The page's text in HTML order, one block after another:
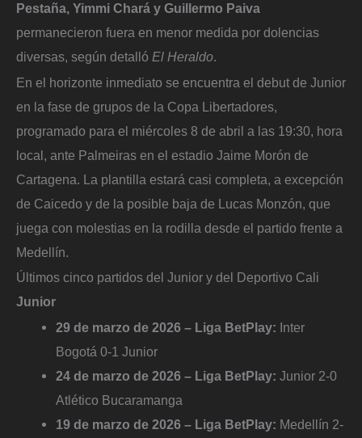
Pestaña, Yimmi Chará y Guillermo Paiva
permanecieron fuera en menor medida por dolencias
diversas, según detalló El Heraldo.
En el horizonte inmediato se encuentra el debut de Junior
en la fase de grupos de la Copa Libertadores,
programado para el miércoles 8 de abril a las 19:30, hora
local, ante Palmeiras en el estadio Jaime Morón de
Cartagena. La plantilla estará casi completa, a excepción
de Caicedo y de la posible baja de Lucas Monzón, que
juega con molestias en la rodilla desde el partido frente a
Medellín.
Últimos cinco partidos del Junior y del Deportivo Cali
Junior
29 de marzo de 2026 – Liga BetPlay: Inter
Bogotá 0-1 Junior
24 de marzo de 2026 – Liga BetPlay:Junior 2-0
Atlético Bucaramanga
19 de marzo de 2026 – Liga BetPlay: Medellín 2-